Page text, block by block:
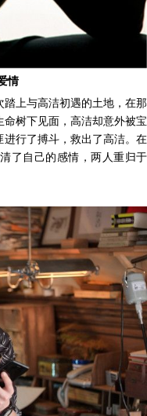
情
上与高洁初遇的土地，在那
树下见面，高洁却意外被宝
行了搏斗，救出了高洁。在
了自己的感情，两人重归于